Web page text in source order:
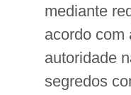
mediante
acordo com
autoridade
segredos